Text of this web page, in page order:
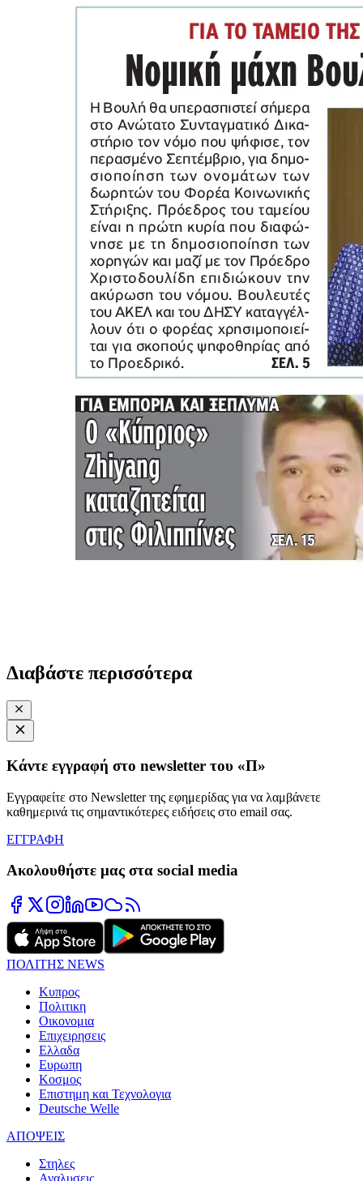
Διαβάστε περισσότερα
Κάντε εγγραφή στο newsletter του «Π»
Εγγραφείτε στο Newsletter της εφημερίδας για να λαμβάνετε
καθημερινά τις σημαντικότερες ειδήσεις στο email σας.
ΕΓΓΡΑΦΗ
Ακολουθήστε μας στα social media
ΠΟΛΙΤΗΣ NEWS
Κυπρος
Πολιτικη
Οικονομια
Επιχειρησεις
Ελλαδα
Ευρωπη
Κοσμος
Επιστημη και Τεχνολογια
Deutsche Welle
ΑΠΟΨΕΙΣ
Στηλες